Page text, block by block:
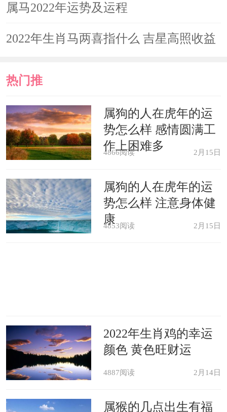
解
属马2022年运势及运程
2022年生肖马两喜指什么 吉星高照收益
热门推
荐
属狗的人在虎年的运
势怎么样 感情圆满工
作上困难多
4866阅读 2月15日
属狗的人在虎年的运
势怎么样 注意身体健
康
4853阅读 2月15日
2022年生肖鸡的幸运
颜色 黄色旺财运
4887阅读 2月14日
属猴的几点出生有福